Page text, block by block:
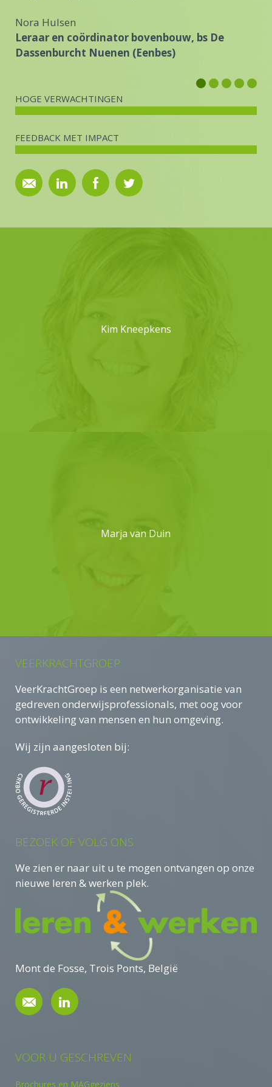
Nora Hulsen
Leraar en coördinator bovenbouw, bs De
Dassenburcht Nuenen (Eenbes)
HOGE VERWACHTINGEN
FEEDBACK MET IMPACT
Kim Kneepkens
Marja van Duin
VEERKRACHTGROEP
VeerKrachtGroep is een netwerkorganisatie van
gedreven onderwijsprofessionals, met oog voor
ontwikkeling van mensen en hun omgeving.
Wij zijn aangesloten bij:
BEZOEK OF VOLG ONS
We zien er naar uit u te mogen ontvangen op onze
nieuwe leren & werken plek.
Mont de Fosse, Trois Ponts, België
VOOR U GESCHREVEN
Brochures en MAGgeziens